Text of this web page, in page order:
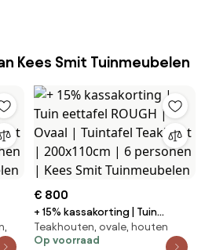
Kees Smit Tuinmeubelen
€ 800
+ 15% kassakorting | Tuin
eettafel ROUGH | Ovaal |
Tuintafel Teakhout | 200x110cm
Teakhouten, ovale, houten
Op voorraad